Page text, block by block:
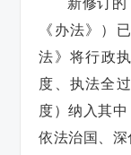
《办法》）
法》将行政
度、执法全
度）纳入其
依法治国、